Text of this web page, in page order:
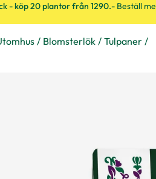
- köp 20 plantor från 1290.- Beställ
Blomsterlök Tulpaner